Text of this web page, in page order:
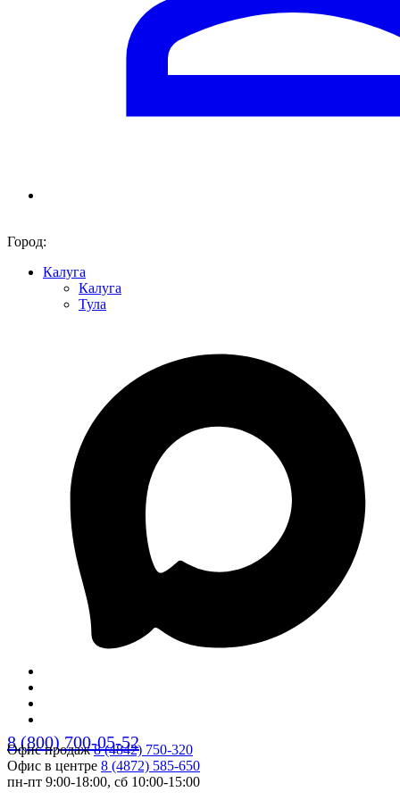
Город:
Калуга
Калуга
Тула
8 (800) 700-05-52
Офис продаж8 (4842) 750-320
Офис в центре 8 (4872) 585-650
пн-пт 9:00-18:00, сб 10:00-15:00